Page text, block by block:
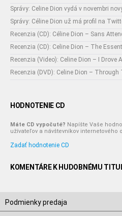
Správy: Celine Dion vydá v novembri
Správy: Céline Dion už má profil na
Recenzia (CD): Céline Dion – Sans
Recenzia (CD): Celine Dion – The
Recenzia (Video): Celine Dion – I Drove
Recenzia (DVD): Celine Dion – Through
HODNOTENIE CD
Máte CD vypočuté? Napíšte Vaše
užívateľov a návštevníkov internetového
Zadať hodnotenie CD
KOMENTÁRE K HUDOBNÉMU
Podmienky predaja